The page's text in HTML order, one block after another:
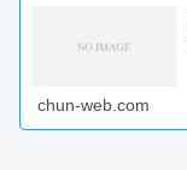
chun-web.com